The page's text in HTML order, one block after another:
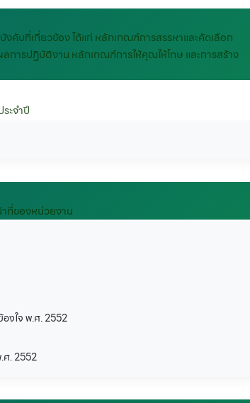
คับที่เกี่ยวข้อง ได้แก่ หลักเกณฑ์การสรรหาและคัดเลือก
ารปฏิบัติงาน หลักเกณฑ์การให้คุณให้โทษ และการสร้าง
ะจำปี
าที่ของหน่วยงาน
งใจ พ.ศ. 2552
ศ. 2552